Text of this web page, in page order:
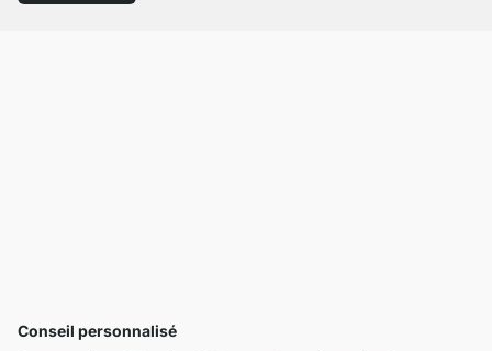
Conseil personnalisé